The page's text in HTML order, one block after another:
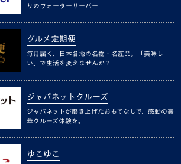
りのウォーターサーバー
グルメ定期便
毎月届く、日本各地の名物・名産品。「美味し
い」で生活を変えませんか？
ジャパネットクルーズ
ジャパネットが磨き上げたおもてなしで、感動の豪
華クルーズ体験を。
ゆこゆこ